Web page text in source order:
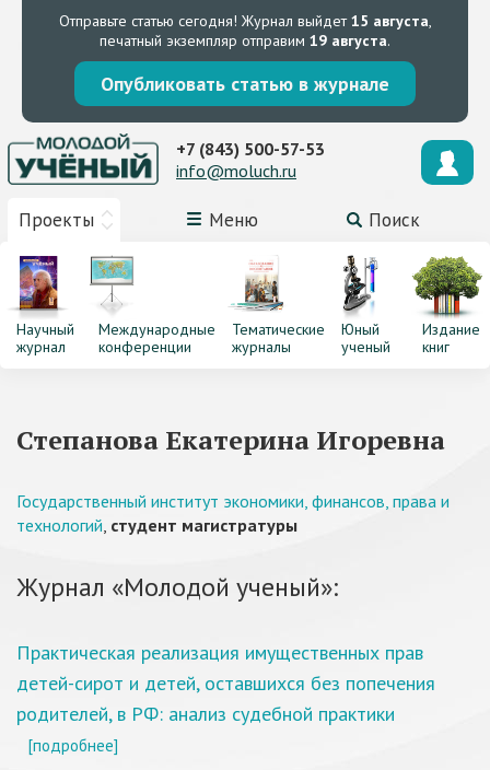
Отправьте статью сегодня! Журнал выйдет15 августа,
печатный экземпляр отправим 19 августа.
Опубликовать статью в журнале
Проекты Меню Поиск
+7 (843) 500-57-53
info@moluch.ru
Научный
журнал
Международные
конференции
Тематические
журналы
Юный
ученый
Издание
книг
Степанова Екатерина Игоревна
Государственный институт экономики, финансов, права и
технологий, студент магистратуры
Журнал «Молодой ученый»:
Практическая реализация имущественных прав
детей-сирот и детей, оставшихся без попечения
родителей, в РФ: анализ судебной практики
[подробнее]